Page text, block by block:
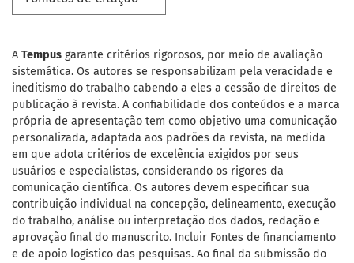
A Tempus garante critérios rigorosos, por meio de avaliação
sistemática. Os autores se responsabilizam pela veracidade e
ineditismo do trabalho cabendo a eles a cessão de direitos de
publicação à revista. A confiabilidade dos conteúdos e a marca
própria de apresentação tem como objetivo uma comunicação
personalizada, adaptada aos padrões da revista, na medida
em que adota critérios de excelência exigidos por seus
usuários e especialistas, considerando os rigores da
comunicação científica. Os autores devem especificar sua
contribuição individual na concepção, delineamento, execução
do trabalho, análise ou interpretação dos dados, redação e
aprovação final do manuscrito. Incluir Fontes de financiamento
e de apoio logístico das pesquisas. Ao final da submissão do